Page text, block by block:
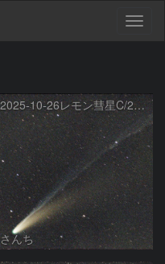
2025-10-26レモン彗星C/2025 A6
さんち